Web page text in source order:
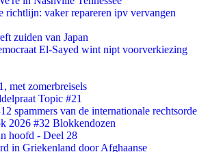
richtlijn: vaker repareren ipv vervangen
zuiden van Japan
El-Sayed wint nipt voorverkiezing
met zomerbreisels
Topic #21
spammers van de internationale rechtsorde
2026 #32 Blokkendozen
hoofd - Deel 28
in Griekenland door Afghaanse